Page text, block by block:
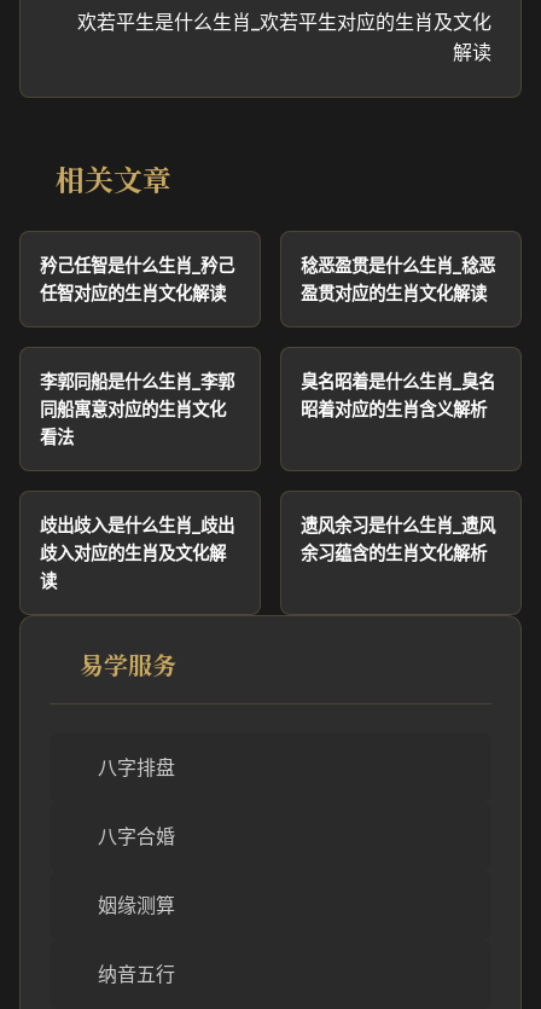
欢若平生是什么生肖_欢若平生对应的生肖及文化
解读
相关文章
矜己任智是什么生肖_矜己
任智对应的生肖文化解读
稔恶盈贯是什么生肖_稔恶
盈贯对应的生肖文化解读
李郭同船是什么生肖_李郭
同船寓意对应的生肖文化
看法
臭名昭着是什么生肖_臭名
昭着对应的生肖含义解析
歧出歧入是什么生肖_歧出
歧入对应的生肖及文化解
读
遗风余习是什么生肖_遗风
余习蕴含的生肖文化解析
易学服务
八字排盘
八字合婚
姻缘测算
纳音五行